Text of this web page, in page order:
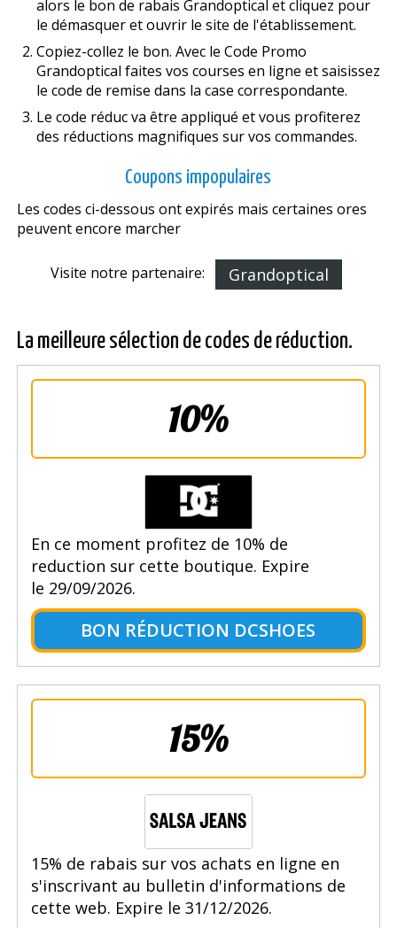
alors le bon de rabais Grandoptical et cliquez pour
le démasquer et ouvrir le site de l'établissement.
Copiez-collez le bon. Avec le Code Promo
Grandoptical faites vos courses en ligne et saisissez
le code de remise dans la case correspondante.
Le code réduc va être appliqué et vous profiterez
des réductions magnifiques sur vos commandes.
Coupons impopulaires
Les codes ci-dessous ont expirés mais certaines offres
peuvent encore marcher
Visite notre partenaire: Grandoptical
La meilleure sélection de codes de réduction.
10%
En ce moment profitez de 10% de
reduction sur cette boutique. Expire
le 29/09/2026.
BON RÉDUCTION DCSHOES
15%
15% de rabais sur vos achats en ligne en
s'inscrivant au bulletin d'informations de
cette web. Expire le 31/12/2026.